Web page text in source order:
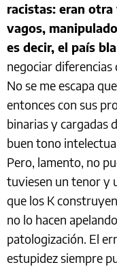
racistas: eran otra
vagos,
es decir, el país
negociar diferencias
No se me escapa
entonces con sus
binarias y cargadas
buen tono
Pero, lamento, no
tuviesen un tenor y
que los K
no lo hacen
patologización. El
estupidez siempre